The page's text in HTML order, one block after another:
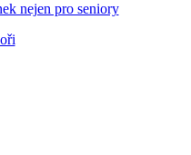
nejen pro seniory